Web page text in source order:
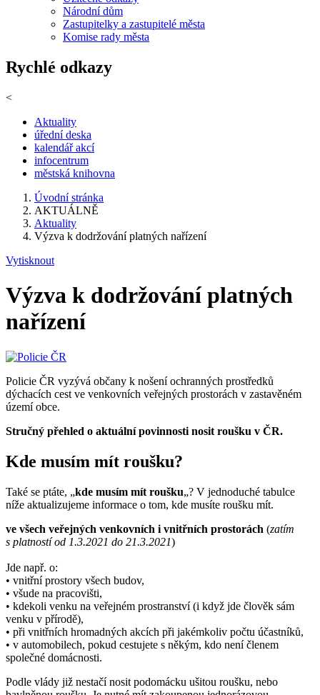
Národní dům
Zastupitelky a zastupitelé města
Komise rady města
Rychlé odkazy
<
Aktuality
úřední deska
kalendář akcí
infocentrum
městská knihovna
Úvodní stránka
AKTUÁLNĚ
Aktuality
Výzva k dodržování platných nařízení
Vytisknout
Výzva k dodržování platných
nařízení
Policie ČR vyzývá občany k nošení ochranných prostředků
dýchacích cest ve venkovních veřejných prostorách v zastavěném
území obce.
Stručný přehled o aktuální povinnosti nosit roušku v ČR.
Kde musím mít roušku?
Také se ptáte, „kde musím mít roušku„? V jednoduché tabulce
níže aktualizujeme informace o tom, kde musíte roušku mít.
ve všech veřejných venkovních i vnitřních prostorách (zatím
s platností od 1.3.2021 do 21.3.2021)
Jde např. o:
• vnitřní prostory všech budov,
• všude na pracovišti,
• kdekoli venku na veřejném prostranství (i když jde člověk sám
venku v přírodě),
• při vnitřních hromadných akcích při jakémkoliv počtu účastníků,
• v automobilech, pokud cestujete s někým, kdo není členem
společné domácnosti.
Podle vlády již nestačí nosit podomácku ušitou roušku, nebo